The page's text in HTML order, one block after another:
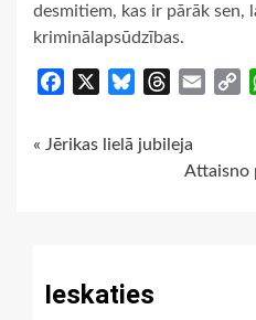
desmitiem, kas ir pārāk sen,
kriminālapsūdzības.
Facebook BlueskyThreads
Email
Continue
« Jērikas lielā jubileja
Attaisno
Ieskaties